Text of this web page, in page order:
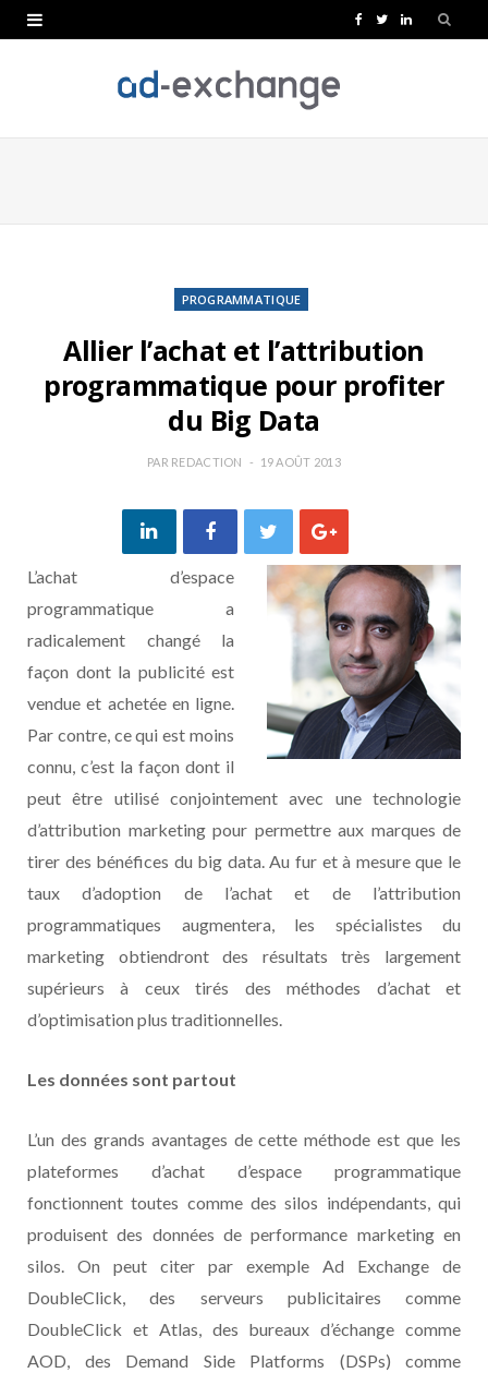
e
T
t
L
k
PROGRAMMATIQUE
Allier l’achat et l’attribution
programmatique pour profiter
du Big Data
PAR REDACTION 19 AOÛT 2013
L’achat d’espace
programmatique a
radicalement changé la
façon dont la publicité est
vendue et achetée en ligne.
Par contre, ce qui est moins
connu, c’est la façon dont il
peut être utilisé conjointement avec une technologie
d’attribution marketing pour permettre aux marques de
tirer des bénéfices du big data. Au fur et à mesure que le
taux d’adoption de l’achat et de l’attribution
programmatiques augmentera, les spécialistes du
marketing obtiendront des résultats très largement
supérieurs à ceux tirés des méthodes d’achat et
d’optimisation plus traditionnelles.
Les données sont partout
L’un des grands avantages de cette méthode est que les
plateformes d’achat d’espace programmatique
fonctionnent toutes comme des silos indépendants, qui
produisent des données de performance marketing en
silos. On peut citer par exemple Ad Exchange de
DoubleClick, des serveurs publicitaires comme
DoubleClick et Atlas, des bureaux d’échange comme
AOD, des Demand Side Platforms (DSPs) comme